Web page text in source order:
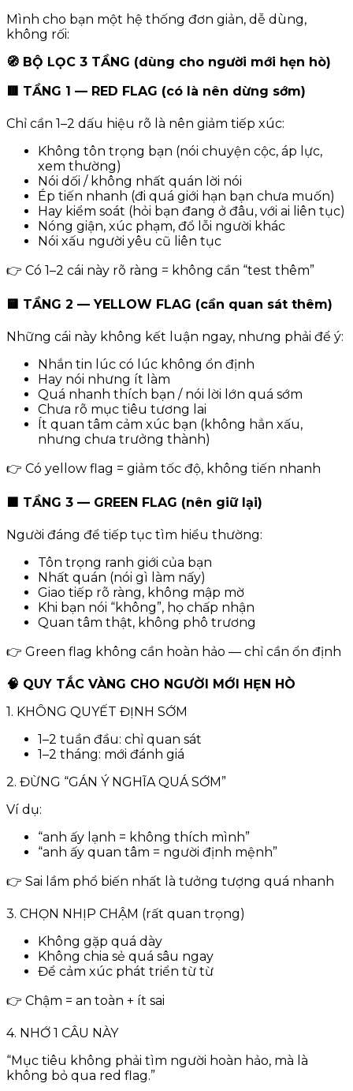
Mình cho bạn một hệ thống đơn giản, dễ dùng,
không rối:
🧭 BỘ LỌC 3 TẦNG (dùng cho người mới hẹn hò)
🟥 TẦNG 1 — RED FLAG (có là nên dừng sớm)
Chỉ cần 1–2 dấu hiệu rõ là nên giảm tiếp xúc:
Không tôn trọng bạn (nói chuyện cộc, áp lực,
xem thường)
Nói dối / không nhất quán lời nói
Ép tiến nhanh (đi quá giới hạn bạn chưa muốn)
Hay kiểm soát (hỏi bạn đang ở đâu, với ai liên tục)
Nóng giận, xúc phạm, đổ lỗi người khác
Nói xấu người yêu cũ liên tục
👉 Có 1–2 cái này rõ ràng = không cần “test thêm”
🟨 TẦNG 2 — YELLOW FLAG (cần quan sát thêm)
Những cái này không kết luận ngay, nhưng phải để ý:
Nhắn tin lúc có lúc không ổn định
Hay nói nhưng ít làm
Quá nhanh thích bạn / nói lời lớn quá sớm
Chưa rõ mục tiêu tương lai
Ít quan tâm cảm xúc bạn (không hẳn xấu,
nhưng chưa trưởng thành)
👉 Có yellow flag = giảm tốc độ, không tiến nhanh
🟩 TẦNG 3 — GREEN FLAG (nên giữ lại)
Người đáng để tiếp tục tìm hiểu thường:
Tôn trọng ranh giới của bạn
Nhất quán (nói gì làm nấy)
Giao tiếp rõ ràng, không mập mờ
Khi bạn nói “không”, họ chấp nhận
Quan tâm thật, không phô trương
👉 Green flag không cần hoàn hảo — chỉ cần ổn định
🧠 QUY TẮC VÀNG CHO NGƯỜI MỚI HẸN HÒ
1. KHÔNG QUYẾT ĐỊNH SỚM
1–2 tuần đầu: chỉ quan sát
1–2 tháng: mới đánh giá
2. ĐỪNG “GÁN Ý NGHĨA QUÁ SỚM”
Ví dụ:
“anh ấy lạnh = không thích mình”
“anh ấy quan tâm = người định mệnh”
👉 Sai lầm phổ biến nhất là tưởng tượng quá nhanh
3. CHỌN NHỊP CHẬM (rất quan trọng)
Không gặp quá dày
Không chia sẻ quá sâu ngay
Để cảm xúc phát triển từ từ
👉 Chậm = an toàn + ít sai
4. NHỚ 1 CÂU NÀY
“Mục tiêu không phải tìm người hoàn hảo, mà là
không bỏ qua red flag.”